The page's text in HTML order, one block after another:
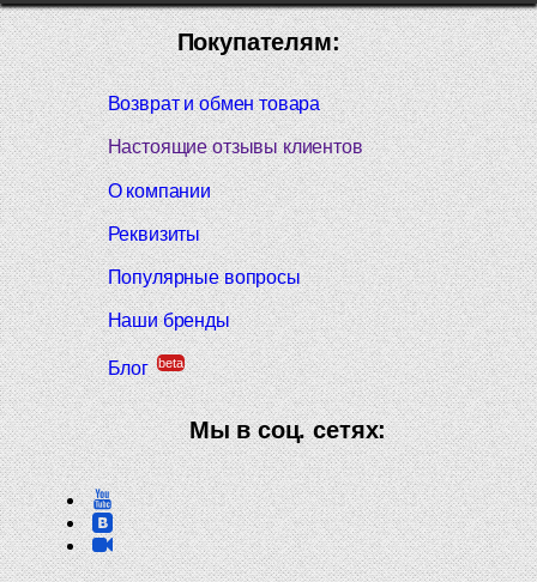
Покупателям:
Возврат и обмен товара
Настоящие отзывы клиентов
О компании
Реквизиты
Популярные вопросы
Наши бренды
Блог beta
Мы в соц. сетях: